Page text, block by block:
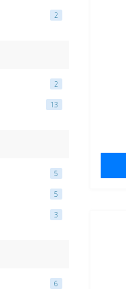
2
2
13
5
5
3
6